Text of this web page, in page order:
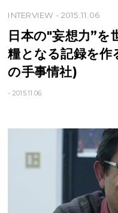
INTERVIEW - 2015.11.06
日本の"妄想力”を
糧となる記録を作
の手事情社)
- 2015.11.06